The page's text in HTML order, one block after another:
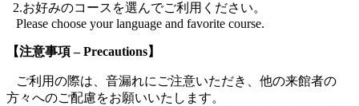
2.お好みのコースを選んでご利用ください。
Please choose your language and favorite course.
【注意事項 – Precautions】
ご利用の際は、音漏れにご注意いただき、他の来館者の
方々へのご配慮をお願いいたします。